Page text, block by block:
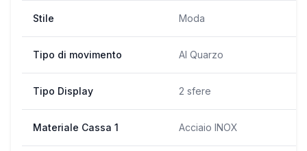
Stile Moda
Tipo di movimento Al Quarzo
Tipo Display 2 sfere
Materiale Cassa 1 Acciaio INOX